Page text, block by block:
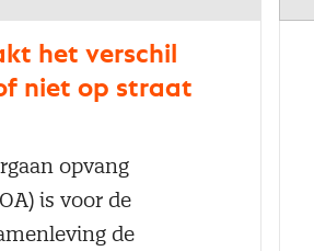
het verschil
niet op straat
opvang
is voor de
de